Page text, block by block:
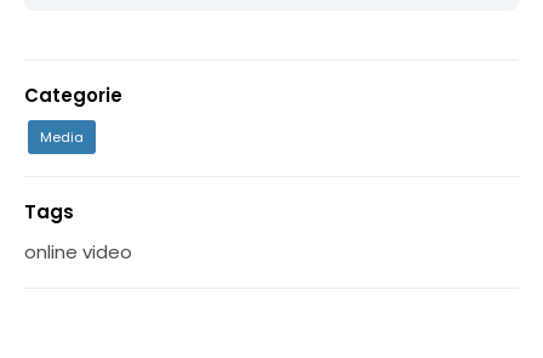
Categorie
Media
Tags
online video